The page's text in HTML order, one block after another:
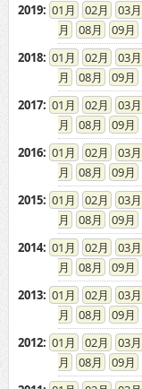
2019: 01 02 03
08
09
2018: 01 02 03
08
09
2017: 01 02 03
08
09
2016: 01 02 03
08
09
2015: 01 02 03
08
09
2014: 01 02 03
08
09
2013: 01 02 03
08
09
2012: 01 02 03
08
09